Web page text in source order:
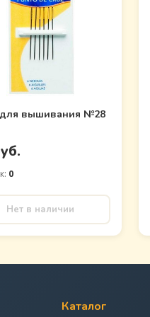
вышивания №28
0
Нет в наличии
Каталог